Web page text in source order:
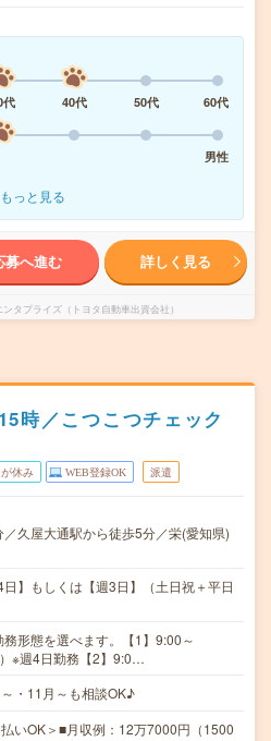
代 40代 50代
60代
男性
もっと見る
募へ進む 詳しく見る
タプライズ（トヨタ自動車出資会社）
時／こつこつチェック
休み WEB登録OK 派遣
久屋大通駅から徒歩5分／栄(愛知県)
】もしくは【週3日】（土日祝＋平日
形態を選べます。【1】9:00～
※週4日勤務【2】9:0…
・11月～も相談OK♪
いOK＞■月収例：12万7000円（1500